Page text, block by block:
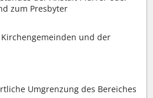
zum Presbyter
und der
Umgrenzung des Bereiches